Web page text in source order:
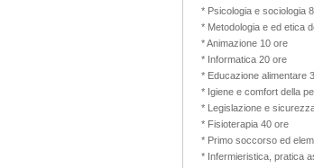
* Psicologia e sociologia
* Metodologia e ed etica
* Animazione 10 ore
* Informatica 20 ore
* Educazione alimentare
* Igiene e comfort della
* Legislazione e
* Fisioterapia 40 ore
* Primo soccorso ed
* Infermieristica, pratica